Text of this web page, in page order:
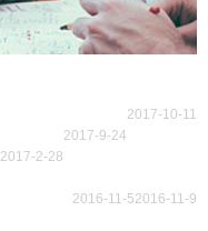
2017-10-11
2017-9-24
2017-2-28
2016-11-9
2016-11-5